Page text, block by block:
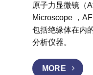
原子力显微镜（
Microscope ，
包括绝缘体在内
分析仪器。
MORE